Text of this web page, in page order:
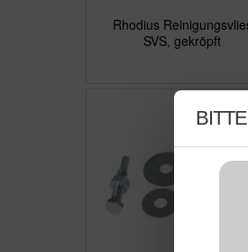
Rhodius
SVS, gekröpft